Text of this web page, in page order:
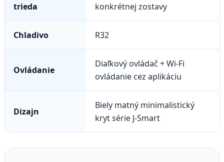
trieda
konkrétnej zostavy
Chladivo R32
Ovládanie
Diaľkový ovládač + Wi-Fi
ovládanie cez aplikáciu
Dizajn
Biely matný minimalistický
kryt série J-Smart